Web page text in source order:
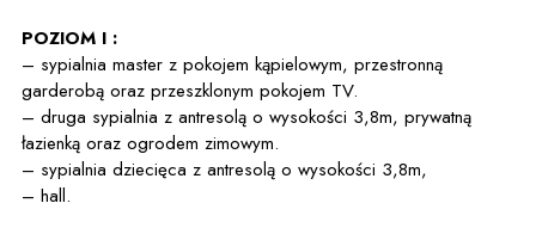
POZIOM I :
– sypialnia master z pokojem kąpielowym, przestronną
garderobą oraz przeszklonym pokojem TV.
– druga sypialnia z antresolą o wysokości 3,8m, prywatną
łazienką oraz ogrodem zimowym.
– sypialnia dziecięca z antresolą o wysokości 3,8m,
– hall.